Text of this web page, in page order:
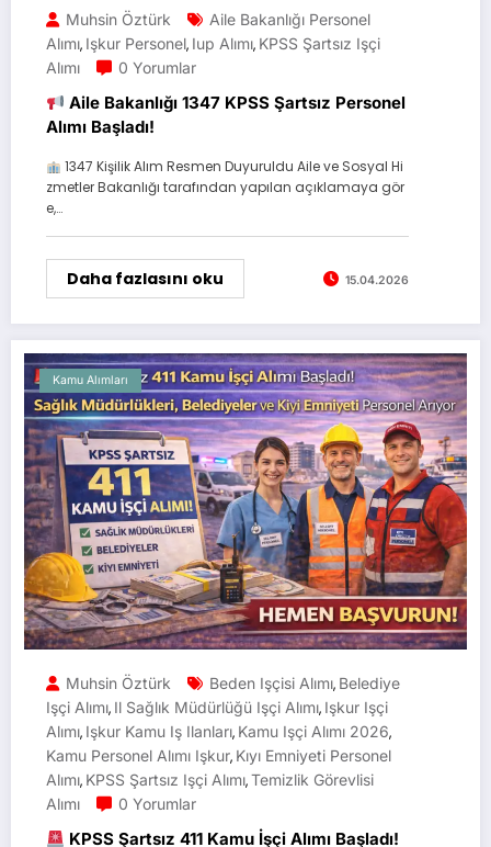
Muhsin Öztürk
Aile Bakanlığı Personel
Alımı, Işkur Personel, Iup Alımı, KPSS Şartsız Işçi
Alımı
0 Yorumlar
Aile Bakanlığı 1347 KPSS Şartsız Personel
Alımı Başladı!
1347 Kişilik Alım Resmen Duyuruldu Aile ve Sosyal Hi
zmetler Bakanlığı tarafından yapılan açıklamaya gör
e,…
Daha fazlasını oku 15.04.2026
Kamu Alımları
Muhsin Öztürk Beden Işçisi Alımı, Belediye
Işçi Alımı, Il Sağlık Müdürlüğü Işçi Alımı, Işkur Işçi
Alımı, Işkur Kamu Iş Ilanları, Kamu Işçi Alımı 2026,
Kamu Personel Alımı Işkur, Kıyı Emniyeti Personel
Alımı, KPSS Şartsız Işçi Alımı,Temizlik Görevlisi
Alımı
0 Yorumlar
KPSS Şartsız 411 Kamu İşçi Alımı Başladı!